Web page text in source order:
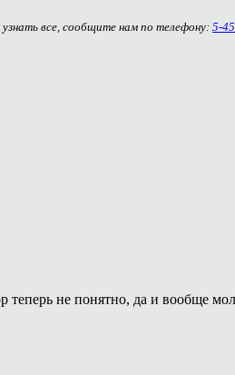
все, сообщите нам по телефону: 5-
теперь не понятно, да и вообще